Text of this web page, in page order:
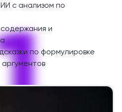
с анализом по
и
по формулировке